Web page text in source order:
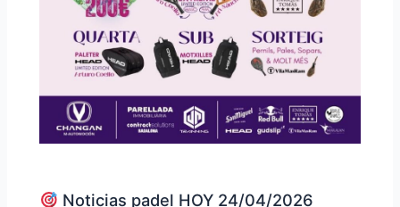
Noticias padel HOY 24/04/2026